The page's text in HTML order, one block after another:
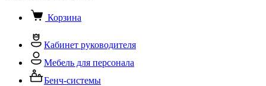
Корзина
Кабинет руководителя
Мебель для персонала
Бенч-системы